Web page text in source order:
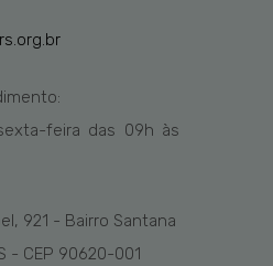
feira das 09h às
921 - Bairro Santana
- CEP 90620-001